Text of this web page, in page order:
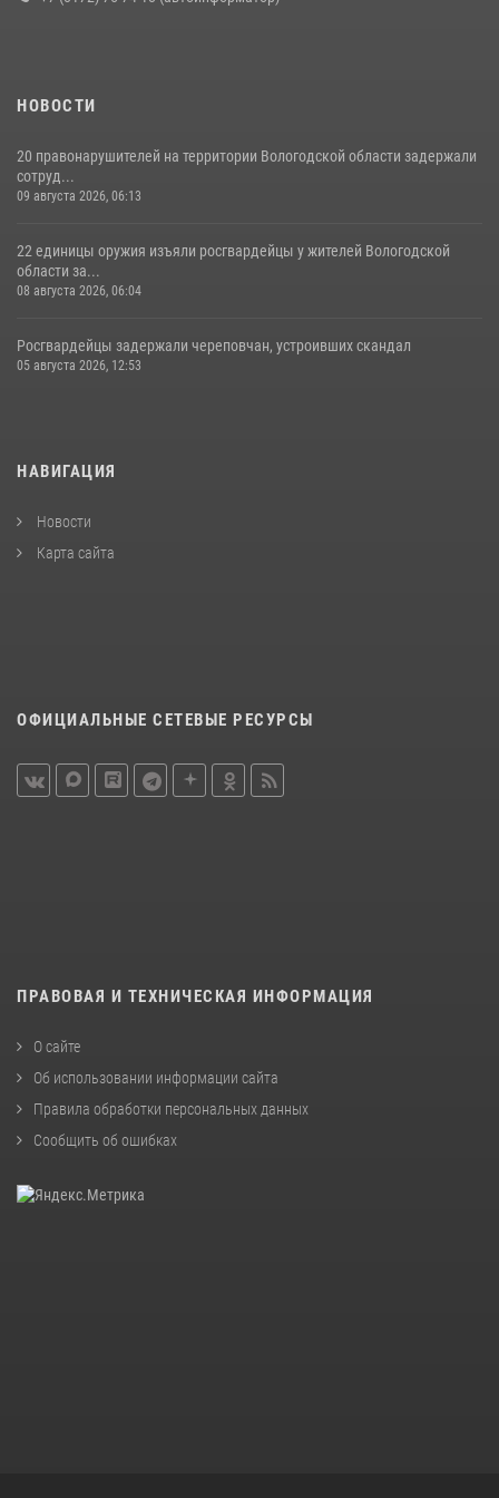
24 июля 2026, 07:32
НОВОСТИ
20 правонарушителей на территории Вологодской области задержали
сотруд...
09 августа 2026, 06:13
22 единицы оружия изъяли росгвардейцы у жителей Вологодской
области за...
08 августа 2026, 06:04
Росгвардейцы задержали череповчан, устроивших скандал
05 августа 2026, 12:53
НАВИГАЦИЯ
Новости
Карта сайта
ОФИЦИАЛЬНЫЕ СЕТЕВЫЕ РЕСУРСЫ
ПРАВОВАЯ И ТЕХНИЧЕСКАЯ ИНФОРМАЦИЯ
О сайте
Об использовании информации сайта
Правила обработки персональных данных
Сообщить об ошибках